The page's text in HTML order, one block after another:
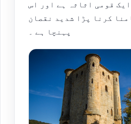
قومی اثاثہ ہے اور اس
کرنا پڑا شدید نقصان
پہنچا ہے ۔